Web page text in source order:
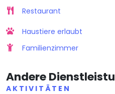
Restaurant
Haustiere erlaubt
Familienzimmer
Andere
AKTIVITÄTEN